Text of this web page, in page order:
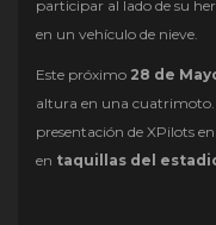
participar al lado de su
en un vehículo de nieve.
Este próximo 28 de
altura en una
presentación de XPilots
en taquillas del